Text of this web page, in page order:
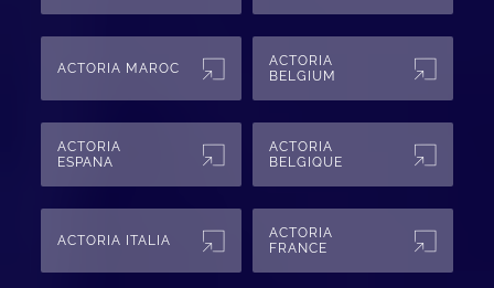
ACTORIA MAROC
ACTORIA
BELGIUM
ACTORIA
ESPANA
ACTORIA
BELGIQUE
ACTORIA ITALIA
ACTORIA
FRANCE